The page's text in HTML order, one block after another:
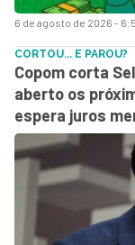
6 de agosto de 2026 -
CORTOU... E PAROU?
Copom corta
aberto os
espera juros